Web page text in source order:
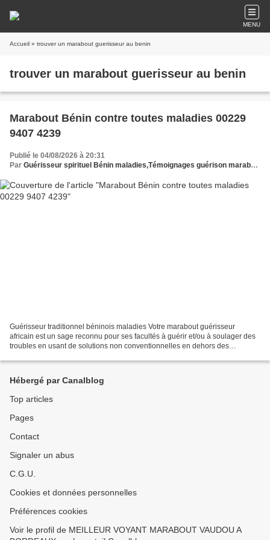
MENU
Accueil » trouver un marabout guerisseur au benin
trouver un marabout guerisseur au benin
Marabout Bénin contre toutes maladies 00229
9407 4239
Publié le 04/08/2026 à 20:31
Par Guérisseur spirituel Bénin maladies,Témoignages guérison marabout Bénin,Efficacité marabout béninois guérison,Marabout Bénin contre toutes maladies,Guérison spirituelle marabout Bénin,
Guérisseur traditionnel béninois maladies Votre marabout guérisseur
africain est un sage reconnu pour ses facultés à guérir et/ou à soulager des
troubles en usant de solutions non conventionnelles en dehors des
Hébergé par Canalblog
Top articles
Pages
Contact
Signaler un abus
C.G.U.
Cookies et données personnelles
Préférences cookies
Voir le profil de MEILLEUR VOYANT MARABOUT VAUDOU A